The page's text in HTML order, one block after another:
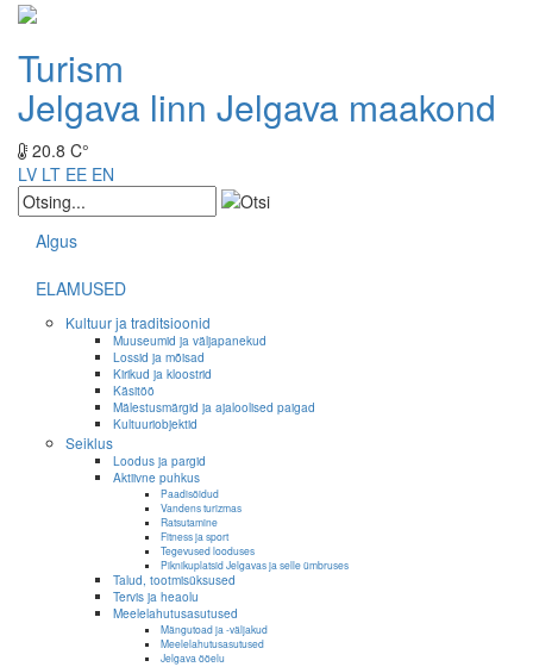
Turism
Jelgava linn Jelgava maakond
20.8 C°
LV LT EE EN
Algus
ELAMUSED
Kultuur ja traditsioonid
Muuseumid ja väljapanekud
Lossid ja mõisad
Kirikud ja kloostrid
Käsitöö
Mälestusmärgid ja ajaloolised paigad
Kultuuriobjektid
Seiklus
Loodus ja pargid
Aktiivne puhkus
Paadisõidud
Vandens turizmas
Ratsutamine
Fitness ja sport
Tegevused looduses
Piknikuplatsid Jelgavas ja selle ümbruses
Talud, tootmisüksused
Tervis ja heaolu
Meelelahutusasutused
Mängutoad ja -väljakud
Meelelahutusasutused
Jelgava ööelu